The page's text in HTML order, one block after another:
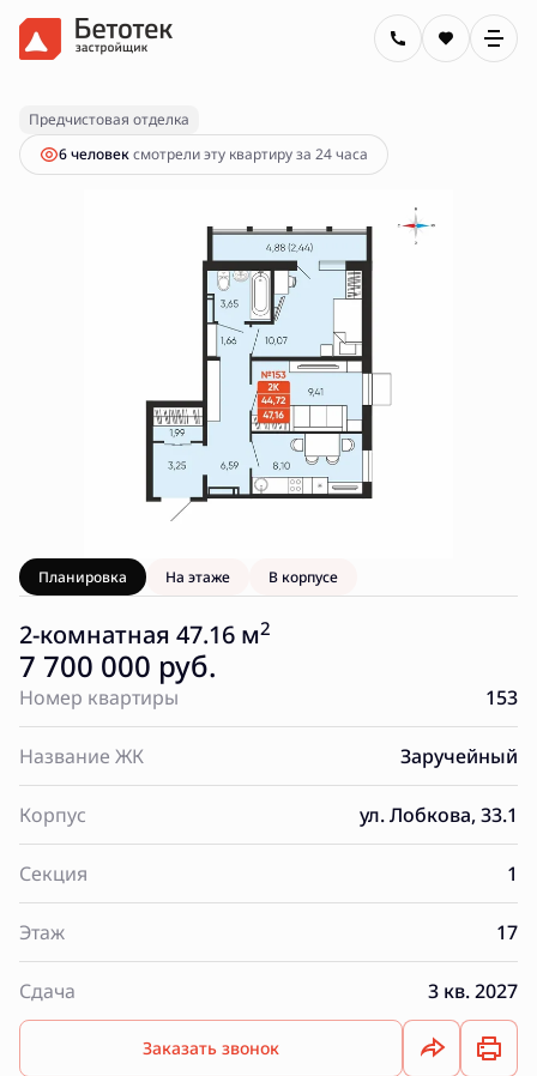
2-комнатная47.16 м 7 700 000 руб.
Предчистовая отделка
6 человексмотрели эту квартиру за 24 часа
Планировка На этаже В корпусе
2-комнатная 47.16 м2
7 700 000 руб.
Номер квартиры 153
Название ЖК Заручейный
Корпус ул. Лобкова, 33.1
Секция 1
Этаж 17
Сдача 3 кв. 2027
Заказать звонок